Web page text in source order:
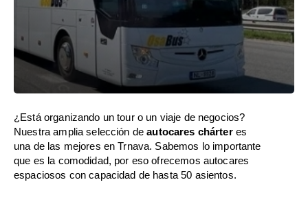
¿Está organizando un tour o un viaje de negocios?
Nuestra amplia selección deautocares chárteres
una de las mejores en Trnava. Sabemos lo importante
que es la comodidad, por eso ofrecemos autocares
espaciosos con capacidad de hasta 50 asientos.